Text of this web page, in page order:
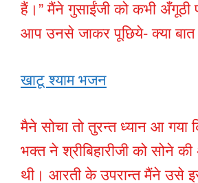
हैं।” मैंने गुसाईंजी को कभी अँगूठी
आप उनसे जाकर पूछिये- क्या बात
खाटू श्याम भजन
मैने सोचा तो तुरन्त ध्यान आ गया
भक्त ने श्रीबिहारीजी को सोने
थी। आरती के उपरान्त मैंने उसे